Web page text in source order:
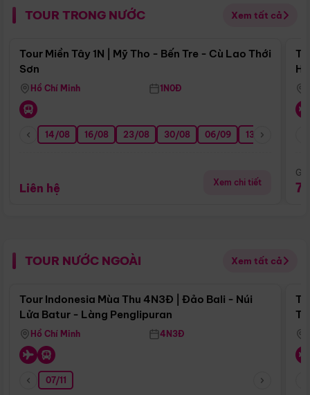
TOUR TRONG NƯỚC Xem tất cả
Điểm nổi bật
Tour Miền Tây 1N | Mỹ Tho - Bến Tre - Cù Lao Thới
Sơn
Hồ Chí Minh 1N0Đ
14/08 16/08 23/08 30/08 06/09 13/09
Liên hệ Xem chi tiết
TOUR NƯỚC NGOÀI Xem tất cả
Điểm nổi bật
Tour Indonesia Mùa Thu 4N3Đ | Đảo Bali - Núi
Lửa Batur - Làng Penglipuran
Hồ Chí Minh 4N3Đ
07/11